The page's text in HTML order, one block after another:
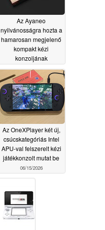
Az Ayaneo
nyilvánosságra hozta a
hamarosan megjelenő
kompakt kézi
konzoljának
kapacitását06/18/2026
Az OneXPlayer két új,
csúcskategóriás Intel
APU-val felszerelt kézi
játékkonzolt mutat be
06/15/2026